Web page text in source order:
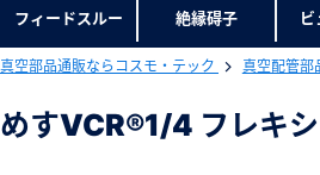
フィードスルー 絶縁碍子 ビ
真空部品通販ならコスモ・テック 真空配管部
めすVCR®1/4 フレキ
下記製品
会
会員登録を